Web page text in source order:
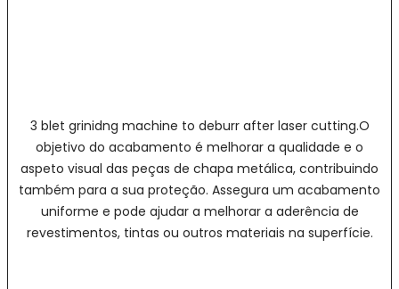
3 blet grinidng machine to deburr after laser cutting.O
objetivo do acabamento é melhorar a qualidade e o
aspeto visual das peças de chapa metálica, contribuindo
também para a sua proteção. Assegura um acabamento
uniforme e pode ajudar a melhorar a aderência de
revestimentos, tintas ou outros materiais na superfície.